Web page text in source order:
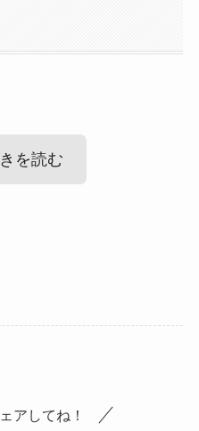
を読む
のような投稿がありま
ィールを見ていきまし
アしてね！